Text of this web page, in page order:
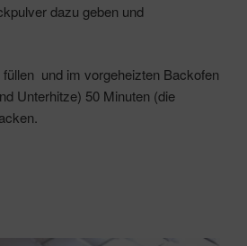
dazu geben und
füllen und im vorgeheizten Backofen
Unterhitze) 50 Minuten (die